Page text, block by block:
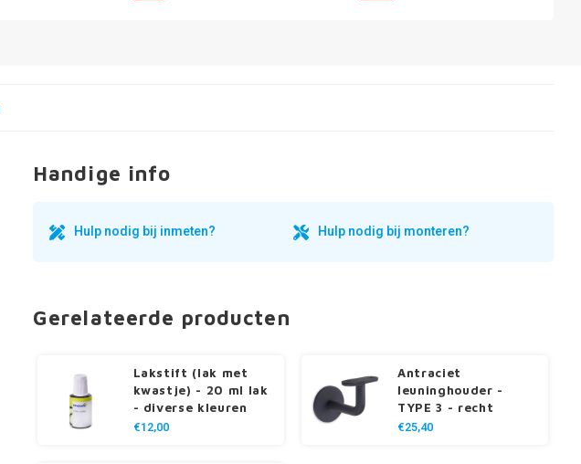
Handige info
Hulp nodig bij inmeten? Hulp nodig bij monteren?
Gerelateerde producten
Lakstift (lak met
kwastje) - 20 ml lak
- diverse kleuren
€12,00
Antraciet
leuninghouder -
TYPE 3 - recht
€25,40